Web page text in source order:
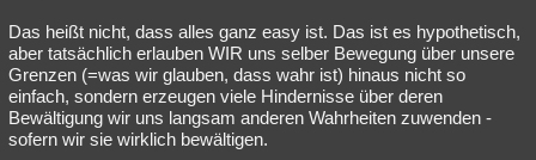
Das heißt nicht, dass alles ganz easy ist. Das ist es hypothetisch,
aber tatsächlich erlauben WIR uns selber Bewegung über unsere
Grenzen (=was wir glauben, dass wahr ist) hinaus nicht so
einfach, sondern erzeugen viele Hindernisse über deren
Bewältigung wir uns langsam anderen Wahrheiten zuwenden -
sofern wir sie wirklich bewältigen.